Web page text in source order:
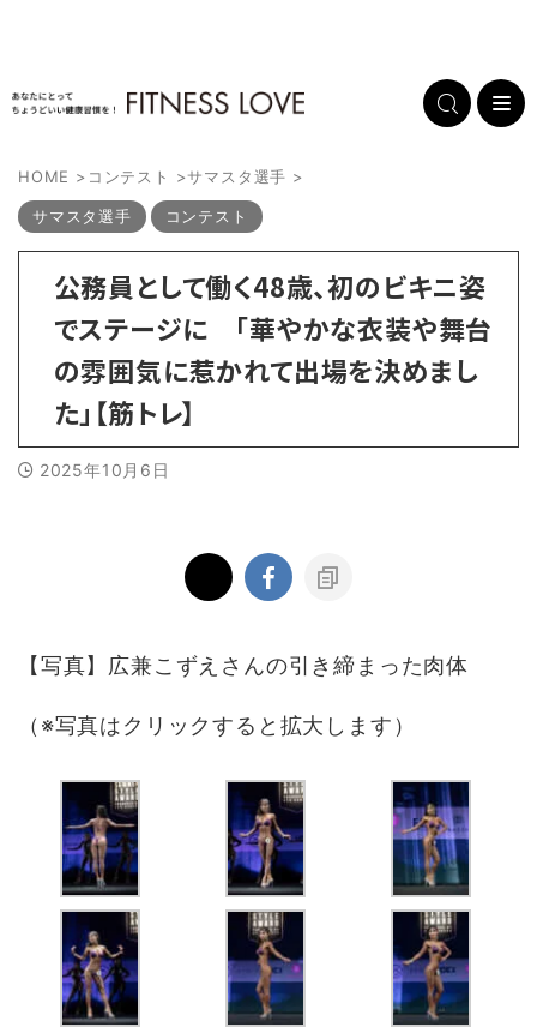
HOME > コンテスト >サマスタ選手 >
サマスタ選手 コンテスト
公務員として働く48歳、初のビキニ姿
でステージに 「華やかな衣装や舞台
の雰囲気に惹かれて出場を決めまし
た」【筋トレ】
2025年10月6日
【写真】広兼こずえさんの引き締まった肉体
（※写真はクリックすると拡大します）